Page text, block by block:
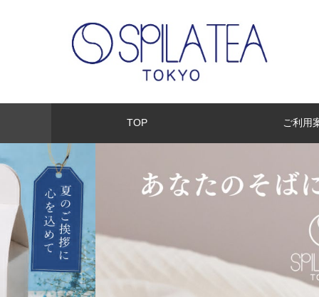
TOP ご利用